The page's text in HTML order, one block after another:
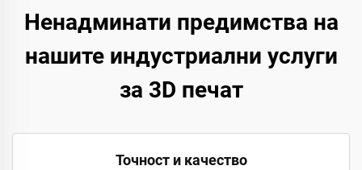
Ненадминати предимства на
нашите индустриални услуги
за 3D печат
Точност и качество